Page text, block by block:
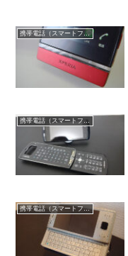
携帯電話（スマートフォン）
携帯電話（スマートフォン）
携帯電話（スマートフォン）